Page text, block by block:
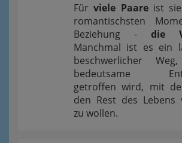
Fürviele Paareist sie
romantischsten
Beziehung - die
Manchmal ist es ein
beschwerlicher
bedeutsame
getroffen wird, mit
den Rest des Lebens
zu wollen.